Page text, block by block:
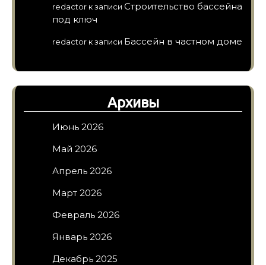
redactor к записи Строительство бассейна
под ключ
redactor к записи Бассейн в частном доме
Архивы
Июнь 2026
Май 2026
Апрель 2026
Март 2026
Февраль 2026
Январь 2026
Декабрь 2025